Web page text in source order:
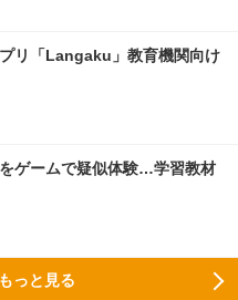
リ「Langaku」教育機関向け
ゲームで疑似体験…学習教材
っと見る